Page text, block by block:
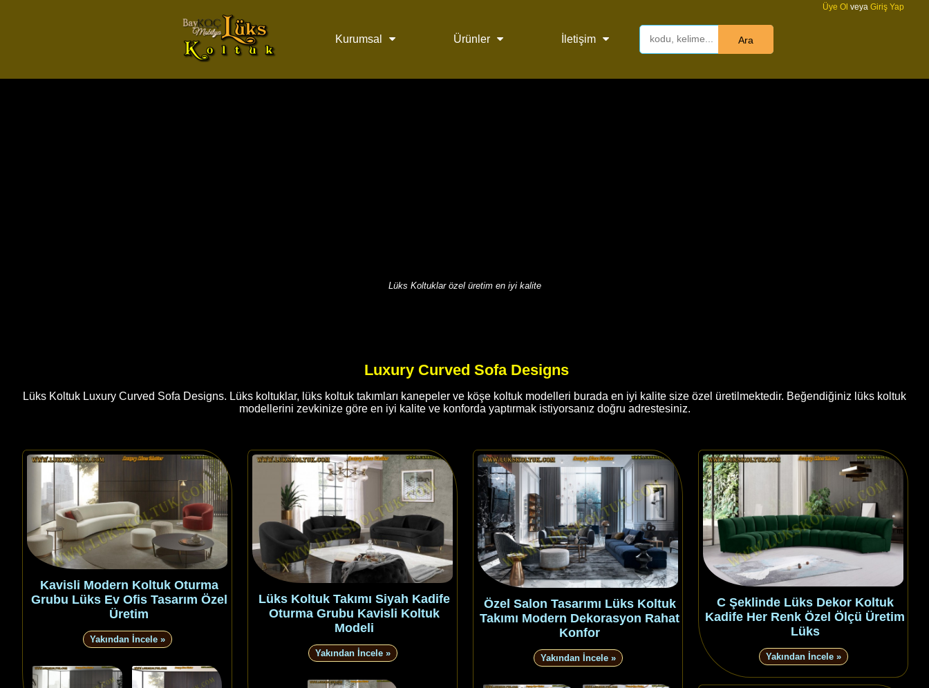
Kurumsal Ürünler İletişim Ara
Lüks Koltuklar özel üretim en iyi kalite
Üye Ol veya Giriş Yap
Luxury Curved Sofa Designs
Lüks Koltuk Luxury Curved Sofa Designs. Lüks koltuklar, lüks koltuk takımları kanepeler ve köşe koltuk modelleri burada en iyi kalite size özel üretilmektedir. Beğendiğiniz lüks koltuk
modellerini zevkinize göre en iyi kalite ve konforda yaptırmak istiyorsanız doğru adrestesiniz.
Kavisli Modern Koltuk Oturma
Grubu Lüks Ev Ofis Tasarım Özel
Üretim
Yakından İncele »
Lüks Koltuk Takımı Siyah Kadife
Oturma Grubu Kavisli Koltuk
Modeli
Yakından İncele »
Özel Salon Tasarımı Lüks Koltuk
Takımı Modern Dekorasyon Rahat
Konfor
Yakından İncele »
C Şeklinde Lüks Dekor Koltuk
Kadife Her Renk Özel Ölçü Üretim
Lüks
Yakından İncele »